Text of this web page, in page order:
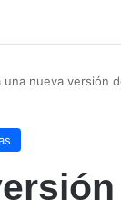
una nueva versión